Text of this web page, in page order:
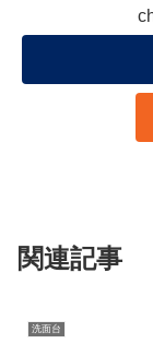
関連記事
洗面台